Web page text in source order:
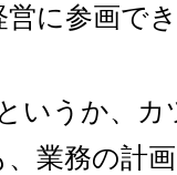
に参画で
いうか、カ
業務の計